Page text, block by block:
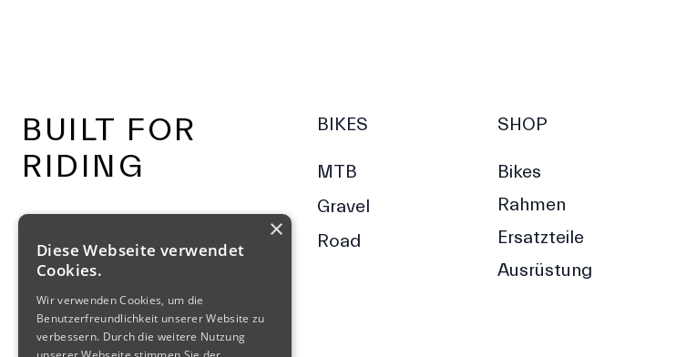
BUILT FOR
RIDING
BIKES
MTB
Gravel
Road
SHOP
Bikes
Rahmen
Ersatzteile
Ausrüstung
×
Diese Webseite verwendet
Cookies.
Wir verwenden Cookies, um die
Benutzerfreundlichkeit unserer Website zu
verbessern. Durch die weitere Nutzung